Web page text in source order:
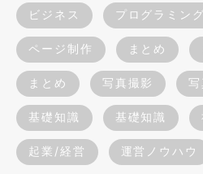
ビジネス プログラミング
ページ制作 まとめ
まとめ 写真撮影 写
基礎知識 基礎知識
起業/経営 運営ノウハウ